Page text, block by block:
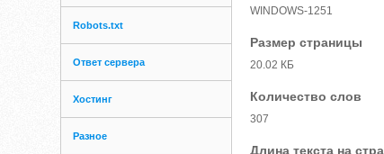
Robots.txt
Ответ сервера
Хостинг
Разное
WINDOWS-1251
Размер страницы
20.02 КБ
Количество слов
307
Длина текста на